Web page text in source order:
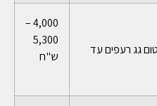
גג רעפים עד
4,000 –
5,300
ש"ח